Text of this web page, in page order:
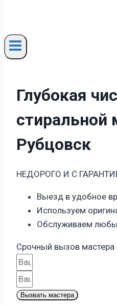
Глубокая
Рубцовск
НЕДОРОГО И С
Выезд в удобное
Используем
Обслуживаем
Срочный вызов мастера
Вызвать мастера